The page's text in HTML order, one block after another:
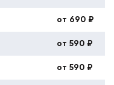
от 690 ₽
от 590 ₽
от 590 ₽